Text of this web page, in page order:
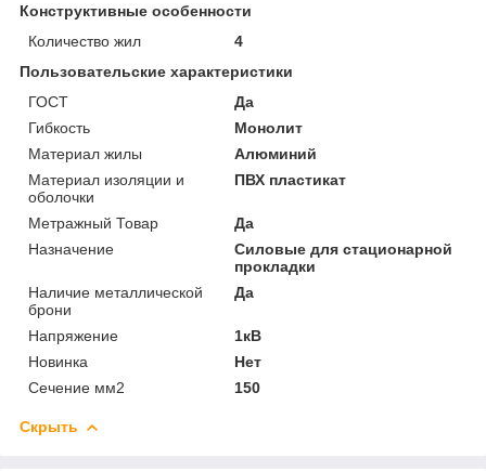
Конструктивные особенности
Количество жил
4
Пользовательские характеристики
ГОСТ
Да
Гибкость
Монолит
Материал жилы
Алюминий
Материал изоляции и
оболочки
ПВХ пластикат
Метражный Товар
Да
Назначение
Силовые для стационарной
прокладки
Наличие металлической
брони
Да
Напряжение
1кВ
Новинка
Нет
Сечение мм2
150
Скрыть